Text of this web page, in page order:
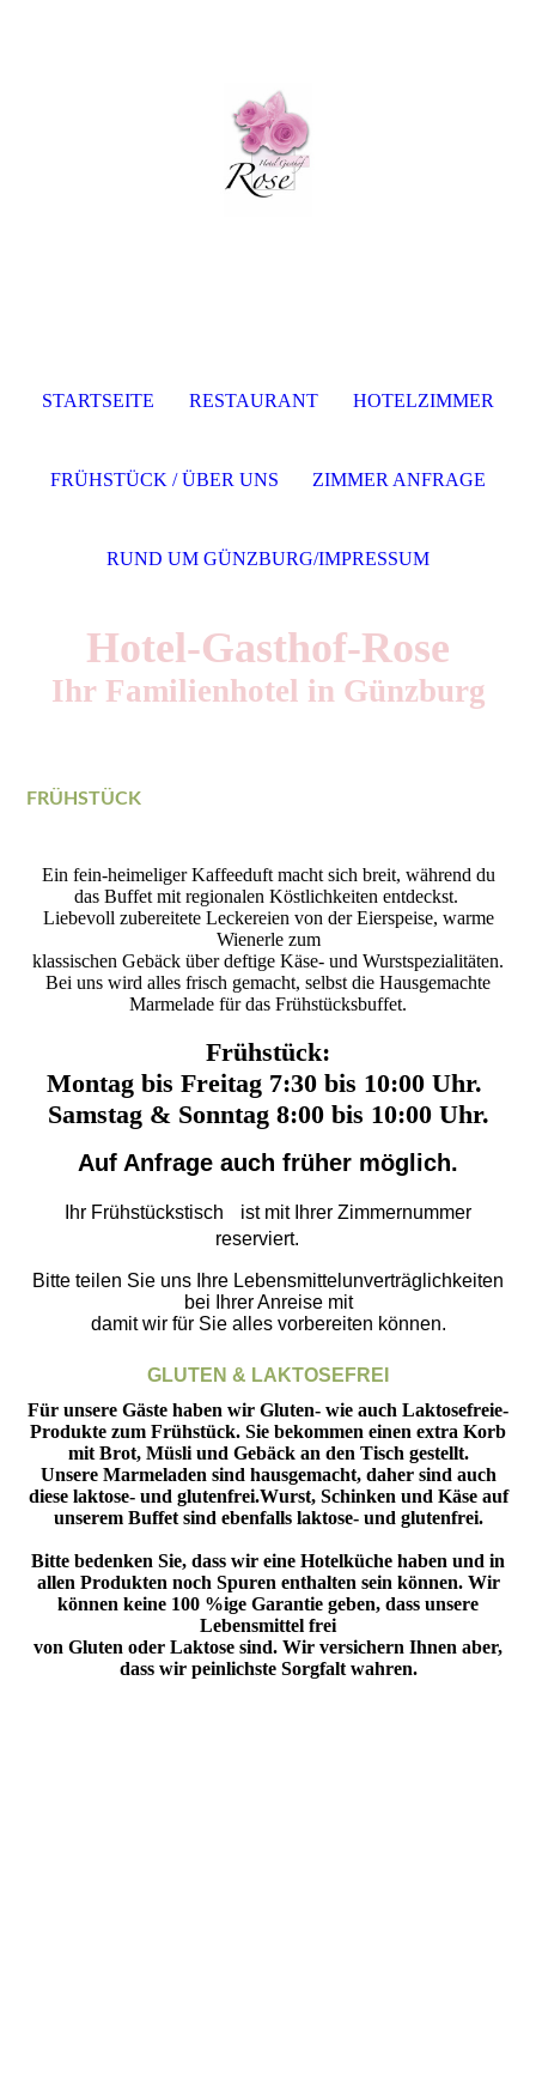
Hotel-Gasthof-Rose
Ihr Familienhotel in Günzburg
FRÜHSTÜCK
Ein fein-heimeliger Kaffeeduft macht sich breit, während du
das Buffet mit regionalen Köstlichkeiten entdeckst.
Liebevoll zubereitete Leckereien von der Eierspeise, warme
Wienerle zum
klassischen Gebäck über deftige Käse- und Wurstspezialitäten.
Bei uns wird alles frisch gemacht, selbst die Hausgemachte
Marmelade für das Frühstücksbuffet.
Frühstück:
Montag bis Freitag 7:30 bis 10:00 Uhr.
Samstag & Sonntag 8:00 bis 10:00 Uhr.
Auf Anfrage auch früher möglich.
Ihr Frühstückstisch ist mit Ihrer Zimmernummer
reserviert.
Bitte teilen Sie uns Ihre Lebensmittelunverträglichkeiten
bei Ihrer Anreise mit
damit wir für Sie alles vorbereiten können.
GLUTEN & LAKTOSEFREI
Für unsere Gäste haben wir Gluten- wie auch Laktosefreie-
Produkte zum Frühstück. Sie bekommen einen extra Korb
mit Brot, Müsli und Gebäck an den Tisch gestellt.
Unsere Marmeladen sind hausgemacht, daher sind auch
diese laktose- und glutenfrei.Wurst, Schinken und Käse auf
unserem Buffet sind ebenfalls laktose- und glutenfrei.
Bitte bedenken Sie, dass wir eine Hotelküche haben und in
allen Produkten noch Spuren enthalten sein können. Wir
können keine 100 %ige Garantie geben, dass unsere
Lebensmittel frei
von Gluten oder Laktose sind. Wir versichern Ihnen aber,
dass wir peinlichste Sorgfalt wahren.
STARTSEITE RESTAURANT HOTELZIMMER
FRÜHSTÜCK / ÜBER UNS ZIMMER ANFRAGE
RUND UM GÜNZBURG/IMPRESSUM